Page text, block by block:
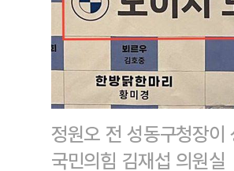
정원오 전 성동구청장
국민의힘 김재섭 의원실